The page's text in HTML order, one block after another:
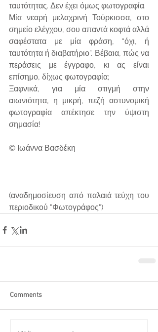
ταυτότητας. Δεν έχει όμως φωτογραφία.
Μία νεαρή μελαχρινή Τούρκισσα, στο
σημείο ελέγχου, σου απαντά κοφτά αλλά
σαφέστατα με μία φράση, “όχι, ή
ταυτότητα ή διαβατήριο”. Βέβαια, πώς να
περάσεις με έγγραφο, κι ας είναι
επίσημο, δίχως φωτογραφία;
Ξαφνικά, για μία στιγμή στην
αιωνιότητα, η μικρή, πεζή αστυνομική
φωτογραφία απέκτησε την ύψιστη
σημασία!
© Ιωάννα Βασδέκη
(αναδημοσίευση από παλαιά τεύχη του
περιοδικού "Φωτογράφος")
Comments